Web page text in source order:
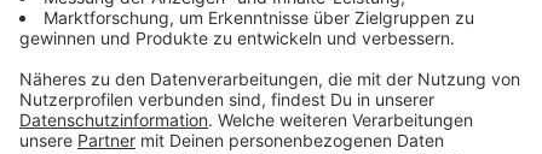
Weitere Meldungen aus Leverkusen
Anzeige
Malerische Ideen für Leverkusens Innenstadt